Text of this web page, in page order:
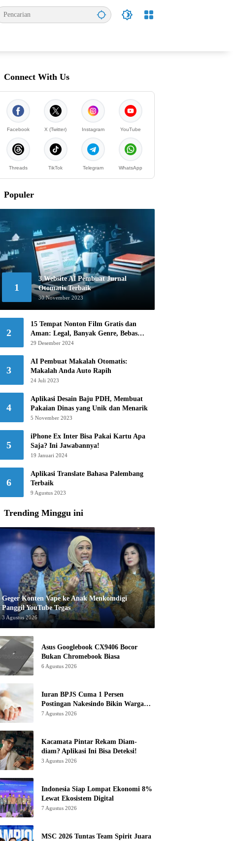
Connect With Us
Facebook X (Twitter) Instagram YouTube
Threads TikTok Telegram WhatsApp
Populer
1
3 Website AI Pembuat Jurnal
Otomatis Terbaik
30 November 2023
2
15 Tempat Nonton Film Gratis dan
Aman: Legal, Banyak Genre, Bebas
Khawatir!
29 Desember 2024
3
AI Pembuat Makalah Otomatis:
Makalah Anda Auto Rapih
24 Juli 2023
4
Aplikasi Desain Baju PDH, Membuat
Pakaian Dinas yang Unik dan Menarik
5 November 2023
5
iPhone Ex Inter Bisa Pakai Kartu Apa
Saja? Ini Jawabannya!
19 Januari 2024
6
Aplikasi Translate Bahasa Palembang
Terbaik
9 Agustus 2023
Trending Minggu ini
Geger Konten Vape ke Anak Menkomdigi
Panggil YouTube Tegas
3 Agustus 2026
Asus Googlebook CX9406 Bocor
Bukan Chromebook Biasa
6 Agustus 2026
Iuran BPJS Cuma 1 Persen
Postingan Nakesindo Bikin Warganet
Murka
7 Agustus 2026
Kacamata Pintar Rekam Diam-
diam? Aplikasi Ini Bisa Deteksi!
3 Agustus 2026
Indonesia Siap Lompat Ekonomi 8%
Lewat Ekosistem Digital
7 Agustus 2026
MSC 2026 Tuntas Team Spirit Juara